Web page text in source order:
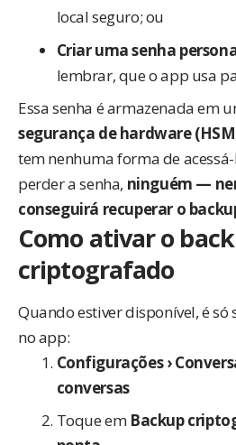
local seguro; ou
Criar uma senha
lembrar, que o app usa
Essa senha é armazenada em
segurança de hardware
tem nenhuma forma de acessá-
perder a senha, ninguém —
conseguirá recuperar o
Como ativar o
criptografado
Quando estiver disponível, é só
no app:
Configurações ›
conversas
Toque em Backup